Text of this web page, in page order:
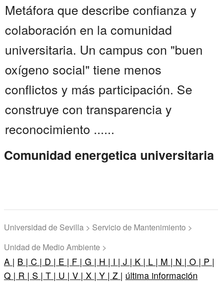
Metáfora que describe confianza y
colaboración en la comunidad
universitaria. Un campus con "buen
oxígeno social" tiene menos
conflictos y más participación. Se
construye con transparencia y
reconocimiento ......
Comunidad energetica universitaria
Universidad de Sevilla > Servicio de Mantenimiento >
Unidad de Medio Ambiente >
A | B | C | D | E | F | G | H | I | J | K | L | M | N | O | P |
Q | R | S | T | U | V | X | Y | Z | última información